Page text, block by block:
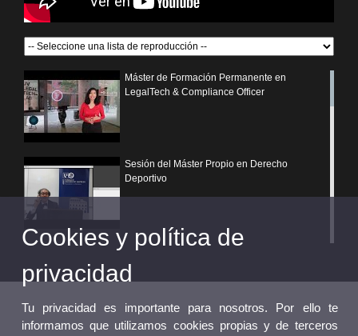
Máster de Formación Permanente en
LegalTech & Compliance Officer
Sesión del Máster Propio en Derecho
Deportivo
¿Por qué elegir un postgrado propio de la
Universitat de València?
Cookies y política de
privacidad
Tu privacidad es importante para nosotros. Por ello te
informamos que utilizamos cookies propias y de terceros